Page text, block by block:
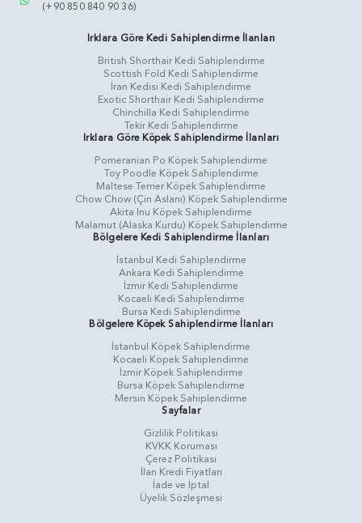
(+90 850 840 90 36)
Irklara Göre Kedi Sahiplendirme İlanları
British Shorthair Kedi Sahiplendirme
Scottish Fold Kedi Sahiplendirme
İran Kedisi Kedi Sahiplendirme
Exotic Shorthair Kedi Sahiplendirme
Chinchilla Kedi Sahiplendirme
Tekir Kedi Sahiplendirme
Irklara Göre Köpek Sahiplendirme İlanları
Pomeranian Po Köpek Sahiplendirme
Toy Poodle Köpek Sahiplendirme
Maltese Terrier Köpek Sahiplendirme
Chow Chow (Çin Aslanı) Köpek Sahiplendirme
Akita Inu Köpek Sahiplendirme
Malamut (Alaska Kurdu) Köpek Sahiplendirme
Bölgelere Kedi Sahiplendirme İlanları
İstanbul Kedi Sahiplendirme
Ankara Kedi Sahiplendirme
İzmir Kedi Sahiplendirme
Kocaeli Kedi Sahiplendirme
Bursa Kedi Sahiplendirme
Bölgelere Köpek Sahiplendirme İlanları
İstanbul Köpek Sahiplendirme
Kocaeli Köpek Sahiplendirme
İzmir Köpek Sahiplendirme
Bursa Köpek Sahiplendirme
Mersin Köpek Sahiplendirme
Sayfalar
Gizlilik Politikasi
KVKK Koruması
Çerez Politikası
İlan Kredi Fiyatları
İade ve İptal
Üyelik Sözleşmesi